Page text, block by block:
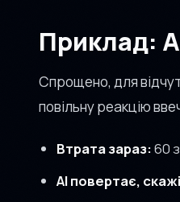
Приклад:
Спрощено, для
повільну реакцію
Втрата зараз:60
AI повертає,